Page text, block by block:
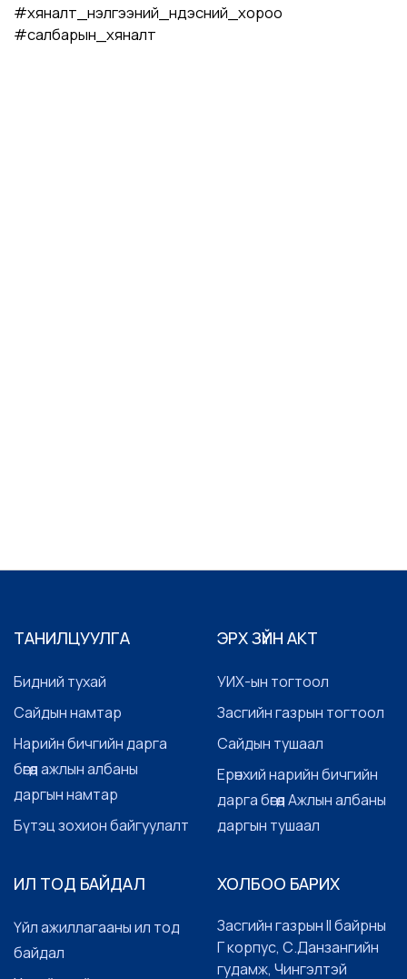
#хяналт_үнэлгээний_үндэсний_хороо
#салбарын_хяналт
ТАНИЛЦУУЛГА
Бидний тухай
Сайдын намтар
Нарийн бичгийн дарга
бөгөөд ажлын албаны
даргын намтар
Бүтэц зохион байгуулалт
ЭРХ ЗҮЙН АКТ
УИХ-ын тогтоол
Засгийн газрын тогтоол
Сайдын тушаал
Ерөнхий нарийн бичгийн
дарга бөгөөд Ажлын албаны
даргын тушаал
ИЛ ТОД БАЙДАЛ
Үйл ажиллагааны ил тод
байдал
ХОЛБОО БАРИХ
Засгийн газрын II байрны
Г корпус, С.Данзангийн
гудамж, Чингэлтэй